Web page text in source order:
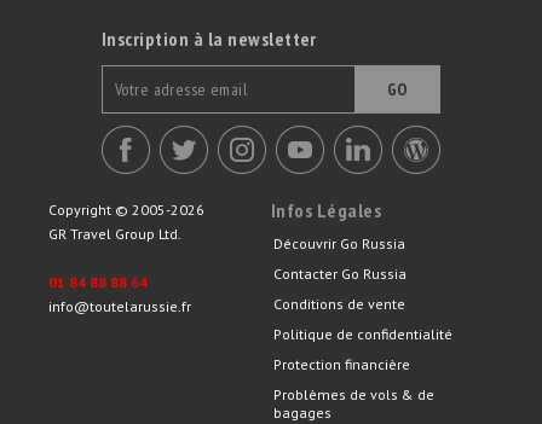
Inscription à la newsletter
GO
Copyright © 2005-2026
GR Travel Group Ltd.
01 84 88 88 64
info@toutelarussie.fr
Infos Légales
Découvrir Go Russia
Contacter Go Russia
Conditions de vente
Politique de confidentialité
Protection financière
Problèmes de vols & de
bagages